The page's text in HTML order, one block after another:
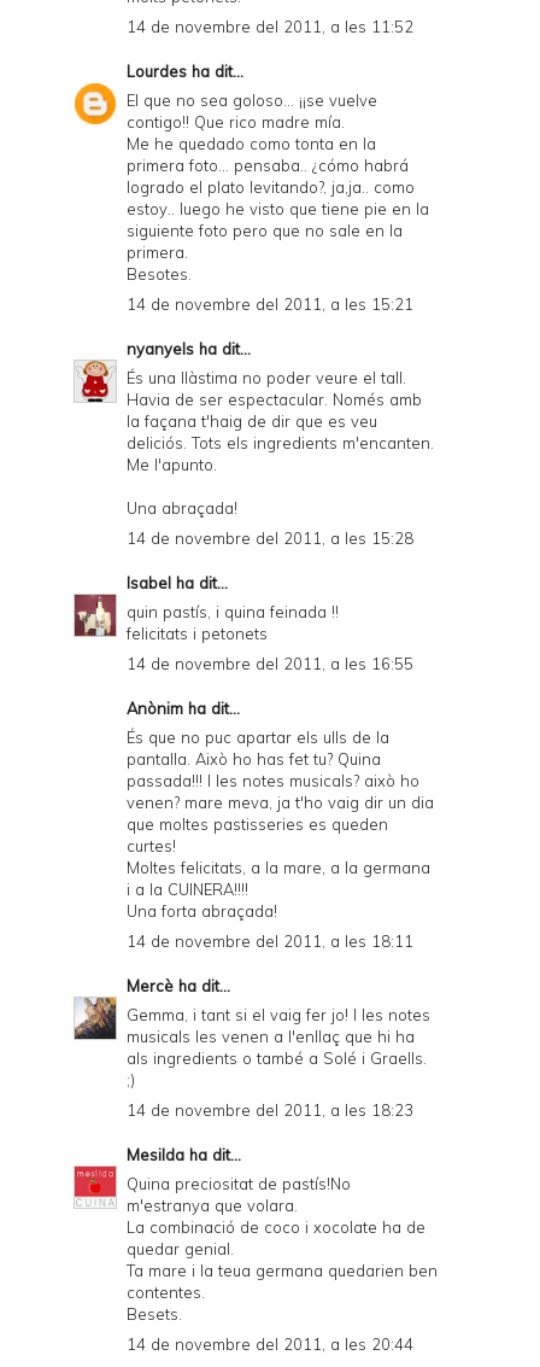
14 de novembre del 2011, a les 11:52
Lourdes ha dit...
El que no sea goloso... ¡¡se vuelve
contigo!! Que rico madre mía.
Me he quedado como tonta en la
primera foto... pensaba.. ¿cómo habrá
logrado el plato levitando?, ja,ja.. como
estoy.. luego he visto que tiene pie en la
siguiente foto pero que no sale en la
primera.
Besotes.
14 de novembre del 2011, a les 15:21
nyanyels ha dit...
És una llàstima no poder veure el tall.
Havia de ser espectacular. Només amb
la façana t'haig de dir que es veu
deliciós. Tots els ingredients m'encanten.
Me l'apunto.
Una abraçada!
14 de novembre del 2011, a les 15:28
Isabel ha dit...
quin pastís, i quina feinada !!
felicitats i petonets
14 de novembre del 2011, a les 16:55
Anònim ha dit...
És que no puc apartar els ulls de la
pantalla. Això ho has fet tu? Quina
passada!!! I les notes musicals? això ho
venen? mare meva, ja t'ho vaig dir un dia
que moltes pastisseries es queden
curtes!
Moltes felicitats, a la mare, a la germana
i a la CUINERA!!!!
Una forta abraçada!
14 de novembre del 2011, a les 18:11
Mercè ha dit...
Gemma, i tant si el vaig fer jo! I les notes
musicals les venen a l'enllaç que hi ha
als ingredients o també a Solé i Graells.
;)
14 de novembre del 2011, a les 18:23
Mesilda ha dit...
Quina preciositat de pastís!No
m'estranya que volara.
La combinació de coco i xocolate ha de
quedar genial.
Ta mare i la teua germana quedarien ben
contentes.
Besets.
14 de novembre del 2011, a les 20:44